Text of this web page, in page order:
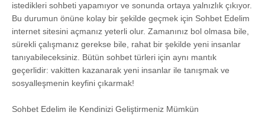
istedikleri sohbeti yapamıyor ve sonunda ortaya yalnızlık çıkıyor.
Bu durumun önüne kolay bir şekilde geçmek için Sohbet Edelim
internet sitesini açmanız yeterli olur. Zamanınız bol olmasa bile,
sürekli çalışmanız gerekse bile, rahat bir şekilde yeni insanlar
tanıyabileceksiniz. Bütün sohbet türleri için aynı mantık
geçerlidir: vakitten kazanarak yeni insanlar ile tanışmak ve
sosyalleşmenin keyfini çıkarmak!
Sohbet Edelim ile Kendinizi Geliştirmeniz Mümkün